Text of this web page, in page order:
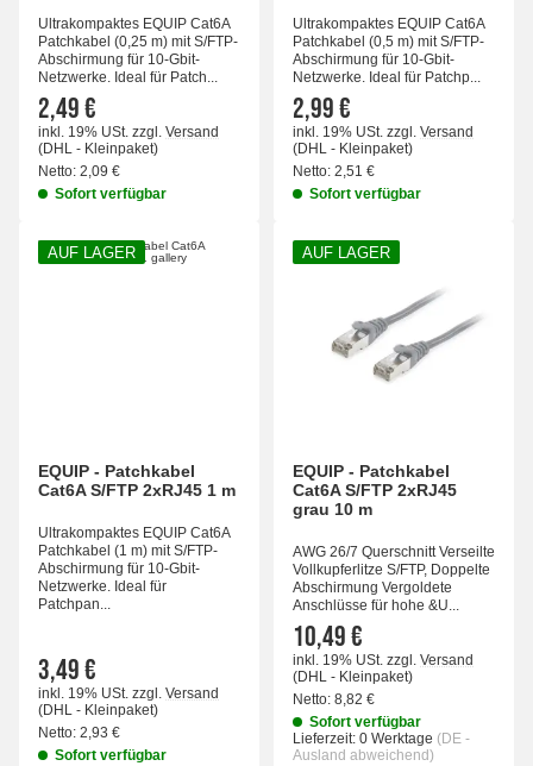
Ultrakompaktes EQUIP Cat6A
Patchkabel (0,25 m) mit S/FTP-
Abschirmung für 10-Gbit-
Netzwerke. Ideal für Patch...
2,49 €
inkl. 19% USt. zzgl. Versand
(DHL - Kleinpaket)
Netto: 2,09 €
Sofort verfügbar
Ultrakompaktes EQUIP Cat6A
Patchkabel (0,5 m) mit S/FTP-
Abschirmung für 10-Gbit-
Netzwerke. Ideal für Patchp...
2,99 €
inkl. 19% USt. zzgl. Versand
(DHL - Kleinpaket)
Netto: 2,51 €
Sofort verfügbar
AUF LAGER
EQUIP - Patchkabel
Cat6A S/FTP 2xRJ45 1 m
Ultrakompaktes EQUIP Cat6A
Patchkabel (1 m) mit S/FTP-
Abschirmung für 10-Gbit-
Netzwerke. Ideal für
Patchpan...
3,49 €
inkl. 19% USt. zzgl. Versand
(DHL - Kleinpaket)
Netto: 2,93 €
Sofort verfügbar
AUF LAGER
EQUIP - Patchkabel
Cat6A S/FTP 2xRJ45
grau 10 m
AWG 26/7 Querschnitt Verseilte
Vollkupferlitze S/FTP, Doppelte
Abschirmung Vergoldete
Anschlüsse für hohe &U...
10,49 €
inkl. 19% USt. zzgl. Versand
(DHL - Kleinpaket)
Netto: 8,82 €
Sofort verfügbar
Lieferzeit: 0 Werktage (DE -
Ausland abweichend)